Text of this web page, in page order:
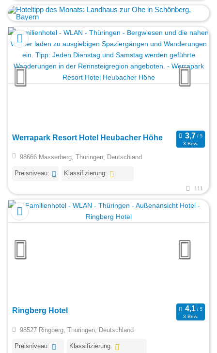
Werrapark Resort Hotel Heubacher Höhe
3 Bew.
98666 Masserberg, Thüringen, Deutschland
Preisniveau: Klassifizierung:
111
Ringberg Hotel
3 Bew.
98527 Ringberg, Thüringen, Deutschland
Preisniveau: Klassifizierung: